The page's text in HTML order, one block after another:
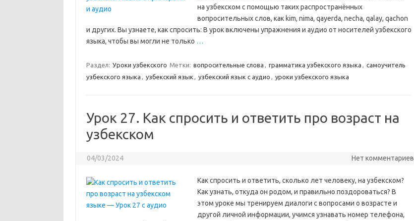
на узбекском с помощью таких распространённых
вопросительных слов, как kim, nima, qayerda, necha, qalay, qachon
и других. Вы узнаете, как спросить: В урок включены упражнения и аудио от носителей узбекского
языка, чтобы вы могли не только …
Раздел: Уроки узбекского Метки: вопросительные слова , грамматика узбекского языка , самоучитель
узбекского языка , узбекский язык , узбекский язык с аудио , уроки узбекского языка
Урок 27. Как спросить и ответить про возраст на
узбекском
04/03/2024 Нет комментариев
Как спросить и ответить, сколько лет человеку, на узбекском?
Как узнать, откуда он родом, и правильно поздороваться? В
этом уроке мы тренируем диалоги с вопросами о возрасте и
другой личной информации, учимся узнавать номер телефона,